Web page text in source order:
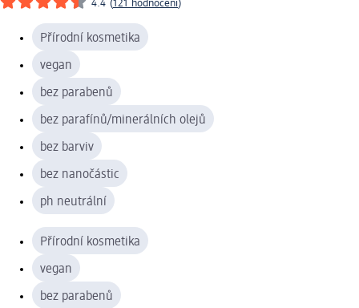
4.4 (121 hodnocení)
Přírodní kosmetika
vegan
bez parabenů
bez parafínů/minerálních olejů
bez barviv
bez nanočástic
ph neutrální
Přírodní kosmetika
vegan
bez parabenů